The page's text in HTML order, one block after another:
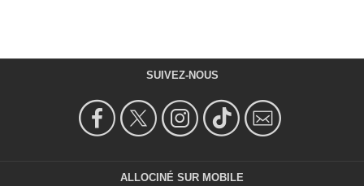
SUIVEZ-NOUS
ALLOCINÉ SUR MOBILE